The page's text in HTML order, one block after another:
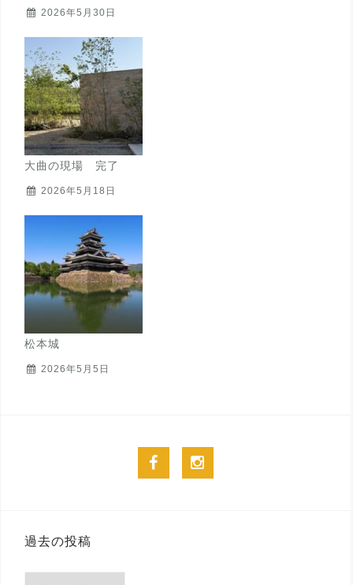
2026年5月30日
大曲の現場 完了
2026年5月18日
松本城
2026年5月5日
facebook
過去の投稿